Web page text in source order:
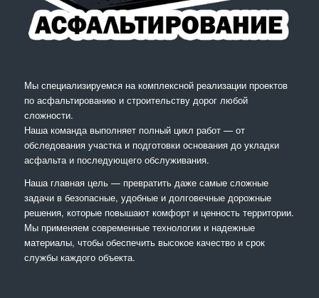
Мы специализируемся на комплексной реализации проектов
по асфальтированию и строительству дорог любой
сложности.
Наша команда выполняет полный цикл работ — от
обследования участка и подготовки основания до укладки
асфальта и последующего обслуживания.
Наша главная цель — превратить даже самые сложные
задачи в безопасные, удобные и долговечные дорожные
решения, которые повышают комфорт и ценность территории.
Мы применяем современные технологии и надежные
материалы, чтобы обеспечить высокое качество и срок
службы каждого объекта.